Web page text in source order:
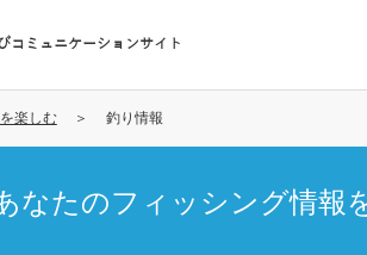
コミュニケーションサイト
楽しむ 釣り情報
なたのフィッシング情報